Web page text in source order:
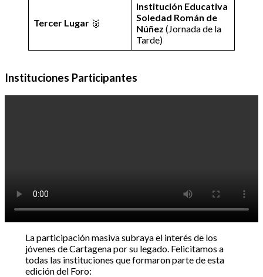
Tercer Lugar 🥉
Institución Educativa
Soledad Román de
Núñez (Jornada de la
Tarde)
Instituciones Participantes
La participación masiva subraya el interés de los
jóvenes de Cartagena por su legado. Felicitamos a
todas las instituciones que formaron parte de esta
edición del Foro: